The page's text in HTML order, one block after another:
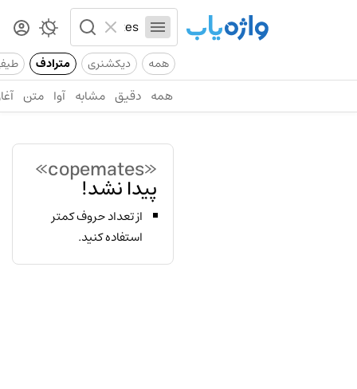
همه دیکشنری مترادف
همه دقیق مشابه آوا متن
«copemates»
پیدا نشد!
از تعداد حروف کمتر
استفاده کنید.